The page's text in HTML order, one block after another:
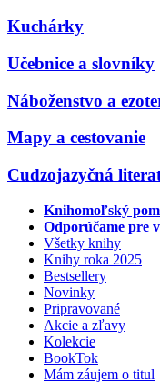
Kuchárky
Učebnice a slovníky
Náboženstvo a
Mapy a cestovanie
Cudzojazyčná
Knihomoľský
Odporúčame pre
Všetky knihy
Knihy roka 2025
Bestsellery
Novinky
Pripravované
Akcie a zľavy
Kolekcie
BookTok
Mám záujem o titul